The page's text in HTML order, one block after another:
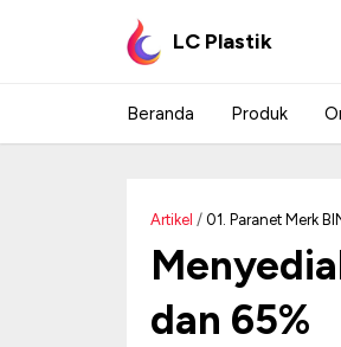
LC Plastik
Beranda Produk
Artikel / 01. Paranet Merk
dan 65%